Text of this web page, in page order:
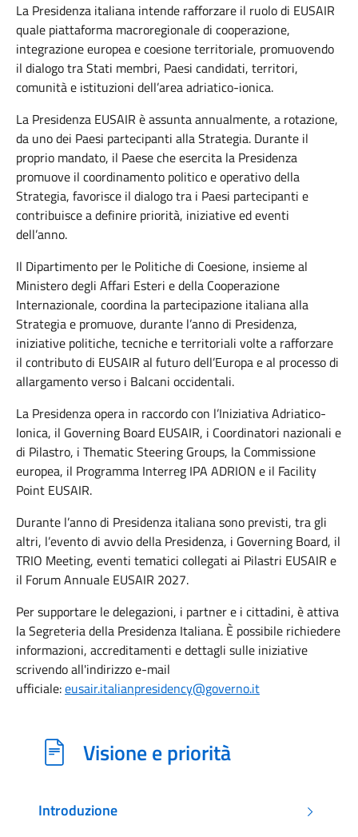
La Presidenza italiana intende rafforzare il ruolo di EUSAIR
quale piattaforma macroregionale di cooperazione,
integrazione europea e coesione territoriale, promuovendo
il dialogo tra Stati membri, Paesi candidati, territori,
comunità e istituzioni dell’area adriatico-ionica.
La Presidenza EUSAIR è assunta annualmente, a rotazione,
da uno dei Paesi partecipanti alla Strategia. Durante il
proprio mandato, il Paese che esercita la Presidenza
promuove il coordinamento politico e operativo della
Strategia, favorisce il dialogo tra i Paesi partecipanti e
contribuisce a definire priorità, iniziative ed eventi
dell’anno.
Il Dipartimento per le Politiche di Coesione, insieme al
Ministero degli Affari Esteri e della Cooperazione
Internazionale, coordina la partecipazione italiana alla
Strategia e promuove, durante l’anno di Presidenza,
iniziative politiche, tecniche e territoriali volte a rafforzare
il contributo di EUSAIR al futuro dell’Europa e al processo di
allargamento verso i Balcani occidentali.
La Presidenza opera in raccordo con l’Iniziativa Adriatico-
Ionica, il Governing Board EUSAIR, i Coordinatori nazionali e
di Pilastro, i ThematicSteering Groups, la Commissione
europea, il Programma Interreg IPA ADRION e il Facility
Point EUSAIR.
Durante l’anno di Presidenza italiana sono previsti, tra gli
altri, l’evento di avvio della Presidenza, i Governing Board, il
TRIO Meeting, eventi tematici collegati ai Pilastri EUSAIR e
il Forum Annuale EUSAIR 2027.
Per supportare le delegazioni, i partner e i cittadini, è attiva
la Segreteria della Presidenza Italiana. È possibile richiedere
informazioni, accreditamenti e dettagli sulle iniziative
scrivendo all'indirizzo e-mail
ufficiale:eusair.italianpresidency@governo.it
Visione e priorità
Introduzione